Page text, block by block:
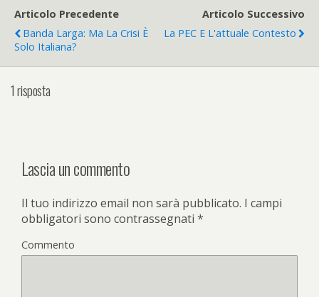
Articolo Precedente
Banda Larga: Ma La Crisi È
Solo Italiana?
Articolo Successivo
La PEC E L'attuale Contesto
1 risposta
Lascia un commento
Il tuo indirizzo email non sarà pubblicato. I campi
obbligatori sono contrassegnati *
Commento